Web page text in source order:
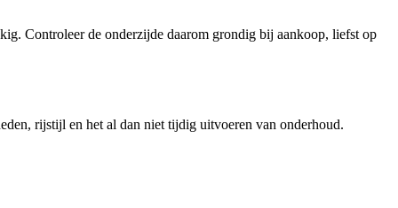
Controleer de onderzijde daarom grondig bij aankoop, liefst op
rijstijl en het al dan niet tijdig uitvoeren van onderhoud.